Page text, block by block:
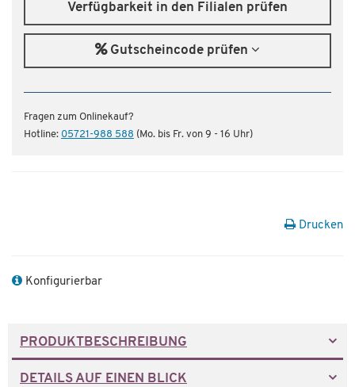
Verfügbarkeit in den Filialen prüfen
Gutscheincode prüfen
Fragen zum Onlinekauf?
Hotline: 05721-988 588 (Mo. bis Fr. von 9 - 16 Uhr)
Drucken
Konfigurierbar
PRODUKTBESCHREIBUNG
DETAILS AUF EINEN BLICK